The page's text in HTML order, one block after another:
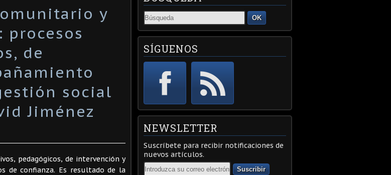
y
procesos
de
social
Jiménez
pedagógicos, de intervención y
de confianza. Es resultado de la
OK
SÍGUENOS
NEWSLETTER
Suscríbete para recibir notificaciones de
nuevos artículos.
Email